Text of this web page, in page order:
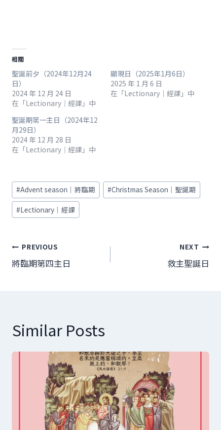
相關
聖誕前夕（2024年12月24
日）
2024 年 12 月 24 日
在「Lectionary｜經課」中
顯現日（2025年1月6日）
2025 年 1 月 6 日
在「Lectionary｜經課」中
聖誕期第一主日（2024年12
月29日）
2024 年 12 月 28 日
在「Lectionary｜經課」中
Post
Tags:
#Advent season｜將臨期 #Christmas Season｜聖誕期
#Lectionary｜經課
文
章
PREVIOUS
將臨期第四主日
NEXT
救主聖誕日
Similar Posts